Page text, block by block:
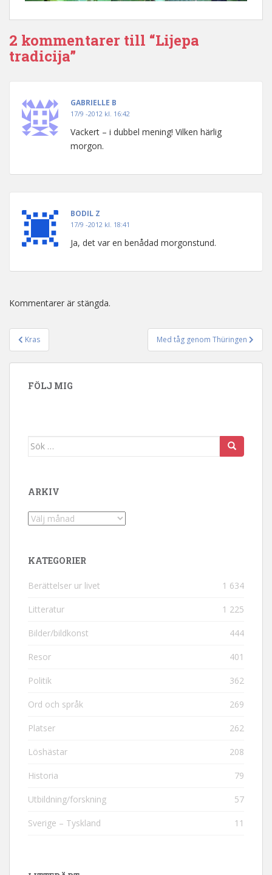
2 kommentarer till “Lijepa
tradicija”
GABRIELLE B
17/9 -2012 kl. 16:42
Vackert – i dubbel mening! Vilken härlig
morgon.
BODIL Z
17/9 -2012 kl. 18:41
Ja, det var en benådad morgonstund.
Kommentarer är stängda.
Inläggsnavigering
Kras Med tåg genom Thüringen
FÖLJ MIG
Sök efter:
ARKIV
Arkiv
KATEGORIER
Berättelser ur livet 1 634
Litteratur 1 225
Bilder/bildkonst 444
Resor 401
Politik 362
Ord och språk 269
Platser 262
Löshästar 208
Historia 79
Utbildning/forskning 57
Sverige – Tyskland 11